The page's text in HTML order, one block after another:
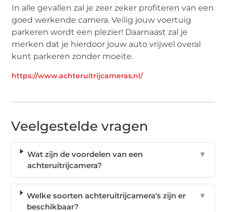
In alle gevallen zal je zeer zeker profiteren van een
goed werkende camera. Veilig jouw voertuig
parkeren wordt een plezier! Daarnaast zal je
merken dat je hierdoor jouw auto vrijwel overal
kunt parkeren zonder moeite.
https://www.achteruitrijcameras.nl/
Veelgestelde vragen
Wat zijn de voordelen van een
achteruitrijcamera?
▼
Welke soorten achteruitrijcamera's zijn er
beschikbaar?
▼